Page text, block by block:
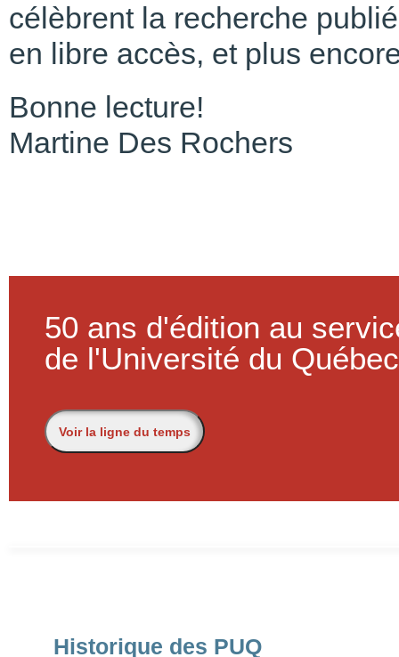
célèbrent la recherche
en libre accès, et plus
Bonne lecture!
Martine Des Rochers
50 ans d'édition au
de l'Université du Québec
Voir la ligne du temps
Historique des PUQ